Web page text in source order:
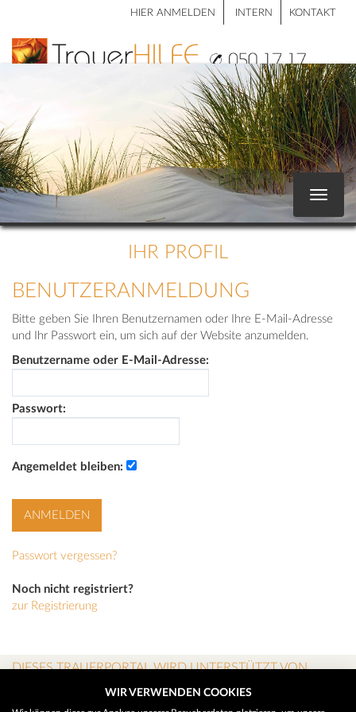
HIER ANMELDEN INTERN KONTAKT
Toggle
IHR PROFIL
BENUTZERANMELDUNG
Bitte geben Sie Ihren Benutzernamen oder Ihre E-Mail-Adresse
und Ihr Passwort ein, um sich auf der Website anzumelden.
Benutzername oder E-Mail-Adresse:
Passwort:
Angemeldet bleiben:
Passwort vergessen?
Noch nicht registriert?
zur Registrierung
DIESES TRAUERPORTAL WIRD UNTERSTÜTZT VON
WIR VERWENDEN COOKIES